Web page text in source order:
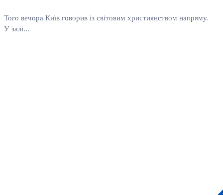
Того вечора Київ говорив із світовим християнством напряму.
У залі...